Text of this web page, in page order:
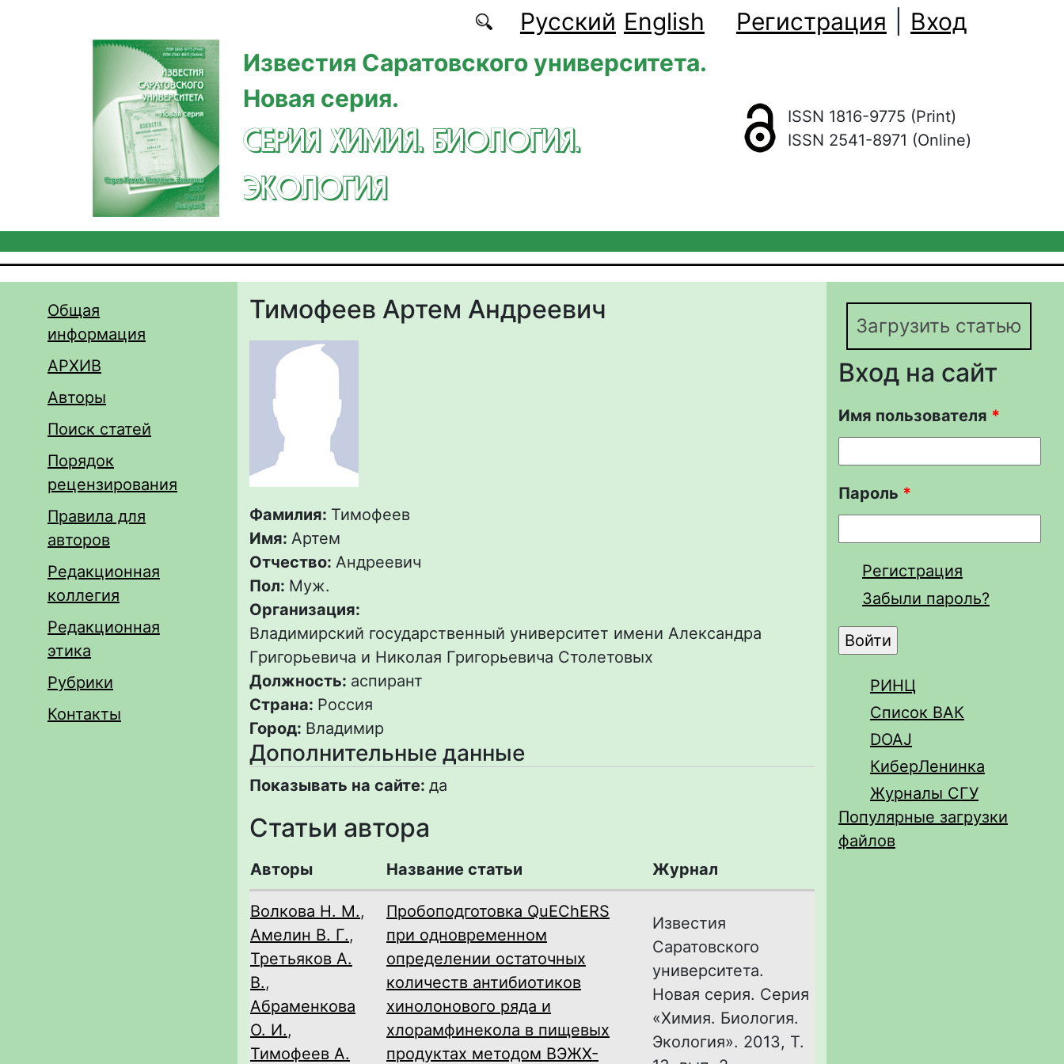
Русский English Регистрация
Вход
Известия Саратовского университета.
Новая серия.
СЕРИЯ ХИМИЯ. БИОЛОГИЯ.
ЭКОЛОГИЯ
ISSN 1816-9775 (Print)
ISSN 2541-8971 (Online)
Общая
информация
АРХИВ
Авторы
Поиск статей
Порядок
рецензирования
Правила для
авторов
Редакционная
коллегия
Редакционная
этика
Рубрики
Контакты
Тимофеев Артем Андреевич
Фамилия: Тимофеев
Имя: Артем
Отчество: Андреевич
Пол: Муж.
Организация:
Владимирский государственный университет имени Александра
Григорьевича и Николая Григорьевича Столетовых
Должность: аспирант
Страна: Россия
Город: Владимир
Дополнительные данные
Показывать на сайте: да
Статьи автора
Авторы Название статьи Журнал
Волкова Н. М.,
Амелин В. Г.,
Третьяков А.
В.,
Абраменкова
О. И.,
Тимофеев А.
Пробоподготовка QuEChERS
при одновременном
определении остаточных
количеств антибиотиков
хинолонового ряда и
хлорамфинекола в пищевых
продуктах методом ВЭЖХ-
Известия
Саратовского
университета.
Новая серия. Серия
«Химия. Биология.
Экология». 2013, Т.
Загрузить статью
Вход на сайт
Имя пользователя *
Пароль *
Регистрация
Забыли пароль?
РИНЦ
Список ВАК
DOAJ
КиберЛенинка
Журналы СГУ
Популярные загрузки
файлов